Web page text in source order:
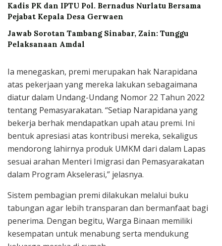
Kadis PK dan IPTU Pol. Bernadus Nurlatu Bersama
Pejabat Kepala Desa Gerwaen
Jawab Sorotan Tambang Sinabar, Zain: Tunggu
Pelaksanaan Amdal
Ia menegaskan, premi merupakan hak Narapidana
atas pekerjaan yang mereka lakukan sebagaimana
diatur dalam Undang-Undang Nomor 22 Tahun 2022
tentang Pemasyarakatan. “Setiap Narapidana yang
bekerja berhak mendapatkan upah atau premi. Ini
bentuk apresiasi atas kontribusi mereka, sekaligus
mendorong lahirnya produk UMKM dari dalam Lapas
sesuai arahan Menteri Imigrasi dan Pemasyarakatan
dalam Program Akselerasi,” jelasnya.
Sistem pembagian premi dilakukan melalui buku
tabungan agar lebih transparan dan bermanfaat bagi
penerima. Dengan begitu, Warga Binaan memiliki
kesempatan untuk menabung serta mendukung